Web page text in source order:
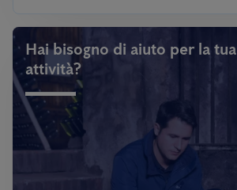
Hai bisogno di aiuto per la tua
attività?